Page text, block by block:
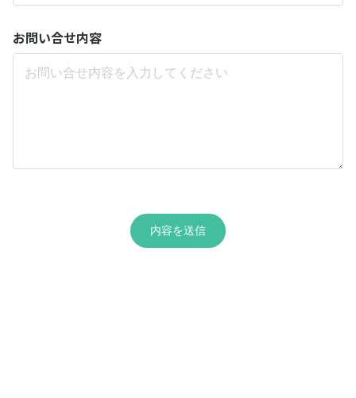
お問い合せ内容
内容を送信